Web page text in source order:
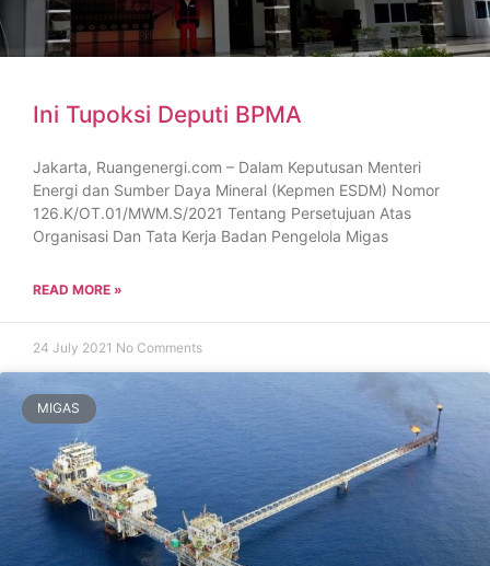
Ini Tupoksi Deputi BPMA
Jakarta, Ruangenergi.com – Dalam Keputusan Menteri
Energi dan Sumber Daya Mineral (Kepmen ESDM) Nomor
126.K/OT.01/MWM.S/2021 Tentang Persetujuan Atas
Organisasi Dan Tata Kerja Badan Pengelola Migas
READ MORE »
24 July 2021 No Comments
MIGAS